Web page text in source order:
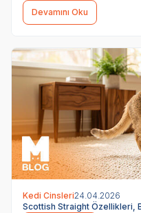
Devamını Oku
Kedi Cinsleri24.04.2026
Scottish Straight Özellikleri,